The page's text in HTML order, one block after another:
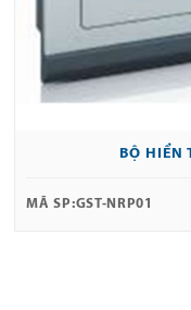
BỘ HIỂN
MÃ SP:GST-NRP01